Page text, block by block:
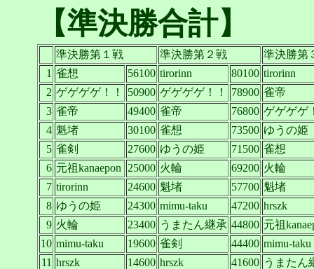
【準決勝合計】
準決勝第１戦 準決勝第２戦
準決勝第
1 雀想 56100 tirorinn 80100 tirorinn
2 ゲゲゲゲ！！ 50900 ゲゲゲゲ！！ 78900 雀帝
3 雀帝 49400 雀帝 76800 ゲゲゲゲ
4 魁堵 30100 雀想 73500 ゆうの姫
5 雀剣 27600 ゆうの姫 71500 雀想
6 元祖kanaepon 25000 火輪 69200 火輪
7 tirorinn 24600 魁堵 57700 魁堵
8 ゆうの姫 24300 mimu-taku 47200 hrszk
9 火輪 23400 うまたん継承 44800 元祖
10 mimu-taku 19600 雀剣 44400 mimu-taku
11 hrszk 14600 hrszk 41600 うまたん